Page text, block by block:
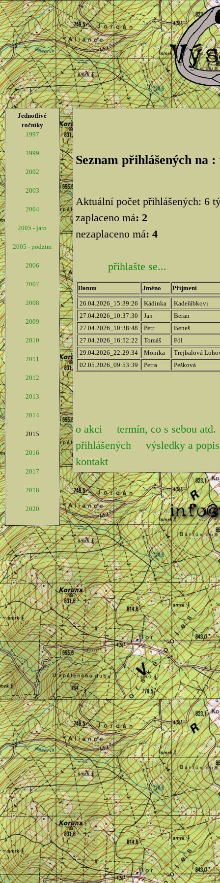
Jednotlivé
ročníky
1997
1999
2002
2003
2004
2005 - jaro
2005 - podzim
2006
2007
2008
2009
2010
2011
2012
2013
2014
2015
2016
2017
2018
2020
Seznam přihlášených na
Aktuální počet přihlášených: 6
zaplaceno má: 2
nezaplaceno má: 4
přihlašte se...
Datum Jméno Příjmení
26.04.2026_15:39:26 Kádinka
Kadeřábkovi
27.04.2026_10:37:30
Jan
Beran
27.04.2026_10:38:48
Petr
Beneš
27.04.2026_16:52:22
Tomáš
Fól
29.04.2026_22:29:34
Monika
Trejbalová
02.05.2026_09:53:39
Petra Pešková
o akci
termín, co s sebou atd.
přihlášených
výsledky a
kontakt